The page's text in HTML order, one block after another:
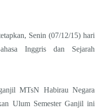
Senin (07/12/15) hari
Inggris dan Sejarah
MTsN Habirau Negara
Ulum Semester Ganjil ini